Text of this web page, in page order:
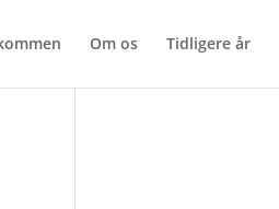
Om os Tidligere år